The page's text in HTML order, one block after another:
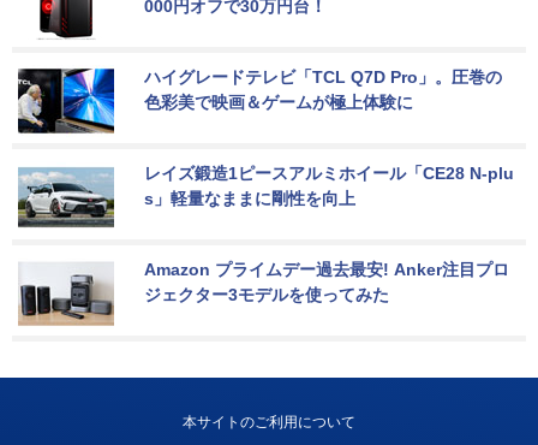
000円オフで30万円台！
ハイグレードテレビ「TCL Q7D Pro」。圧巻の
色彩美で映画＆ゲームが極上体験に
レイズ鍛造1ピースアルミホイール「CE28 N-plu
s」軽量なままに剛性を向上
Amazon プライムデー過去最安! Anker注目プロ
ジェクター3モデルを使ってみた
本サイトのご利用について